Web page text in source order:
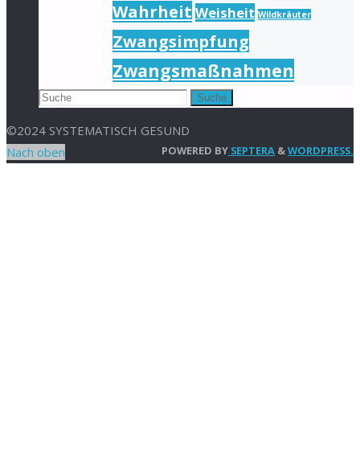
Wahrheit Weisheit Wildkräuter
Zwangsimpfung
Zwangsmaßnahmen
Suche
©2024 SYSTEMATISCH GESUND
POWERED BY SEPTERA &WORDPRESS.
Nach oben